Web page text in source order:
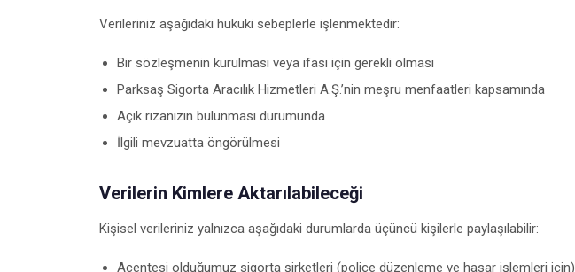
Verileriniz aşağıdaki hukuki sebeplerle işlenmektedir:
Bir sözleşmenin kurulması veya ifası için gerekli olması
Parksaş Sigorta Aracılık Hizmetleri A.Ş.’nin meşru menfaatleri kapsamında
Açık rızanızın bulunması durumunda
İlgili mevzuatta öngörülmesi
Verilerin Kimlere Aktarılabileceği
Kişisel verileriniz yalnızca aşağıdaki durumlarda üçüncü kişilerle paylaşılabilir:
Acentesi olduğumuz sigorta şirketleri (poliçe düzenleme ve hasar işlemleri için)